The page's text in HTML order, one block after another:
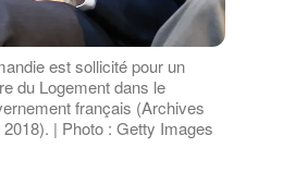
est sollicité pour un
du Logement dans le
français (Archives
| Photo : Getty Images